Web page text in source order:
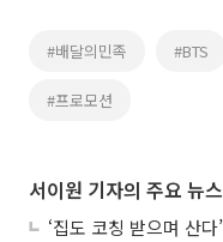
#배달의민족 #BTS
#프로모션
서이원 기자의 주요 뉴스